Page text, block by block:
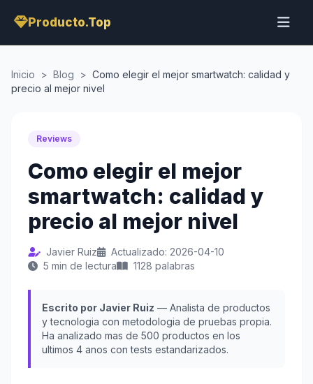
Producto.Top
Inicio > Blog > Como elegir el mejor smartwatch: calidad y
precio al mejor nivel
Reviews
Como elegir el mejor
smartwatch: calidad y
precio al mejor nivel
Javier Ruiz
Actualizado: 2026-04-10
5 min de lectura
1128 palabras
Escrito por Javier Ruiz — Analista de productos
y tecnologia con metodologia de pruebas propia.
Ha analizado mas de 500 productos en los
ultimos 4 anos con tests estandarizados.